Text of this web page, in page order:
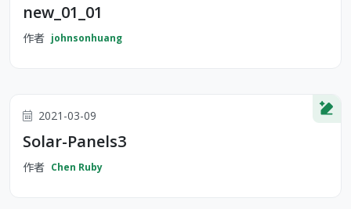
new_01_01
作者 johnsonhuang
2021-03-09
Solar-Panels3
作者 Chen Ruby